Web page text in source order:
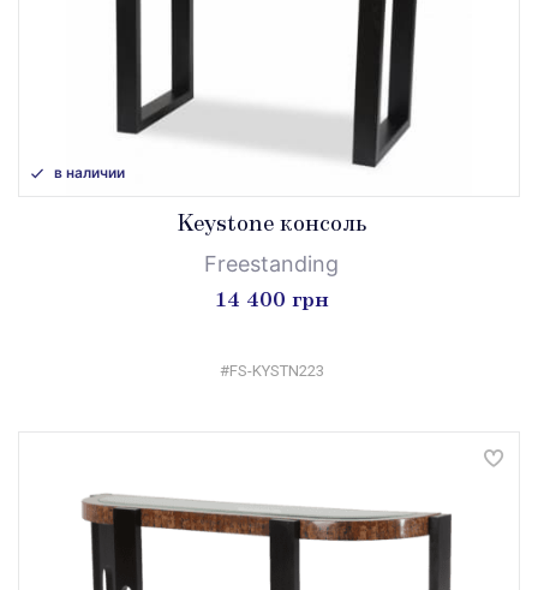
в наличии
Keystone консоль
Freestanding
14 400 грн
#FS-KYSTN223